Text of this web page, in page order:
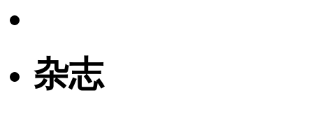
杂志